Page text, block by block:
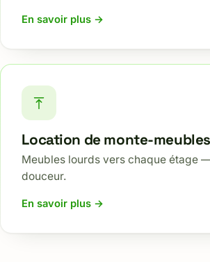
En savoir plus →
Location de monte-meubles
Meubles lourds vers chaque étage
douceur.
En savoir plus →